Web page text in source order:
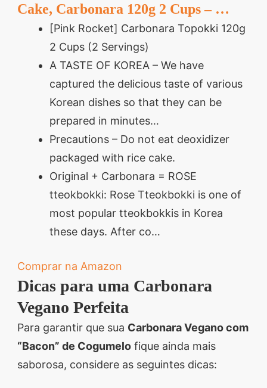
Cake, Carbonara 120g 2 Cups – …
[Pink Rocket] Carbonara Topokki 120g
2 Cups (2 Servings)
A TASTE OF KOREA – We have
captured the delicious taste of various
Korean dishes so that they can be
prepared in minutes…
Precautions – Do not eat deoxidizer
packaged with rice cake.
Original + Carbonara = ROSE
tteokbokki: Rose Tteokbokki is one of
most popular tteokbokkis in Korea
these days. After co…
Comprar na Amazon
Dicas para uma Carbonara
Vegano Perfeita
Para garantir que sua Carbonara Vegano com
“Bacon” de Cogumelo fique ainda mais
saborosa, considere as seguintes dicas: